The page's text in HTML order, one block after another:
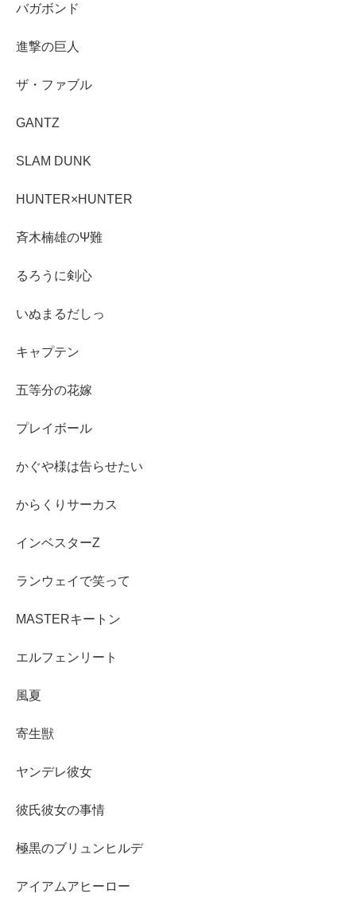
バガボンド
進撃の巨人
ザ・ファブル
GANTZ
SLAM DUNK
HUNTER×HUNTER
斉木楠雄のΨ難
るろうに剣心
いぬまるだしっ
キャプテン
五等分の花嫁
プレイボール
かぐや様は告らせたい
からくりサーカス
インベスターZ
ランウェイで笑って
MASTERキートン
エルフェンリート
風夏
寄生獣
ヤンデレ彼女
彼氏彼女の事情
極黒のブリュンヒルデ
アイアムアヒーロー